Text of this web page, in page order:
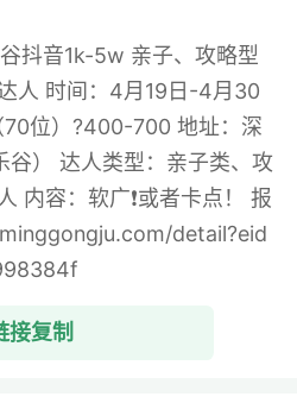
抖音1k-5w 亲子、攻略型
人 时间：4月19日-4月30
位）?400-700 地址：深
谷） 达人类型：亲子类、攻
内容：软广❗️或者卡点！ 报
detail?eid
接复制